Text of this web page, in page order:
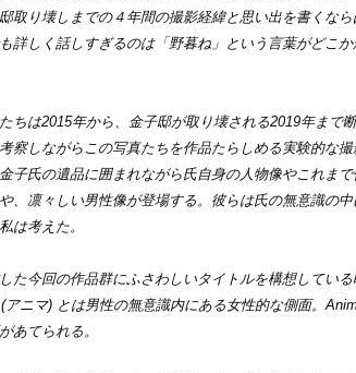
取り壊しまでの４年間の撮影経緯と思い出を書くな
詳しく話しすぎるのは「野暮ね」という言葉がどこ
ちは2015年から、金子邸が取り壊される2019年まで
察しながらこの写真たちを作品たらしめる実験的な撮
子氏の遺品に囲まれながら氏自身の人物像やこれま
、凛々しい男性像が登場する。彼らは氏の無意識の
は考えた。
た今回の作品群にふさわしいタイトルを構想してい
アニマ) とは男性の無意識内にある⼥性的な側⾯。
あてられる。